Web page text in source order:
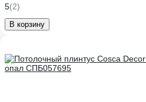
5(2)
В корзину